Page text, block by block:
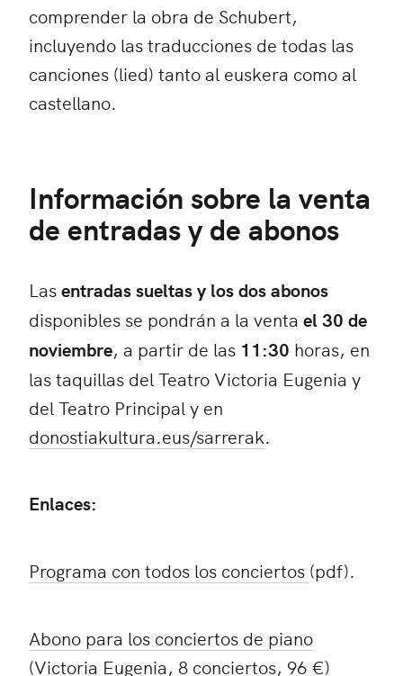
comprender la obra de Schubert,
incluyendo las traducciones de todas las
canciones (lied) tanto al euskera como al
castellano.
Información sobre la venta
de entradas y de abonos
Lasentradas sueltas y los dos abonos
disponibles se pondrán a la venta el 30 de
noviembre, a partir de las 11:30 horas, en
las taquillas del Teatro Victoria Eugenia y
del Teatro Principal y en
donostiakultura.eus/sarrerak.
Enlaces:
Programa con todos los conciertos (pdf).
Abono para los conciertos de piano
(Victoria Eugenia, 8 conciertos, 96 €)